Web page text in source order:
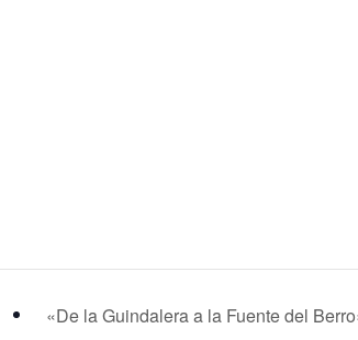
«De la Guindalera a la Fuente del